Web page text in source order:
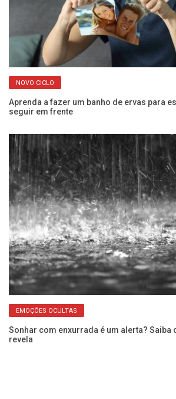
NOVO CICLO
Aprenda a fazer um banho de ervas para
seguir em frente
EMOÇÕES OCULTAS
Sonhar com enxurrada é um alerta? Saiba
revela